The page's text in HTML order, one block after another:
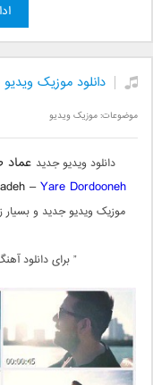
دانلود موزیک
موضوعات:موزیک ویدیو
دانلود ویدیو جدید عماد
–Yare Dordooneh
موزیک ویدیو جدید و بسیار
” برای دانلود